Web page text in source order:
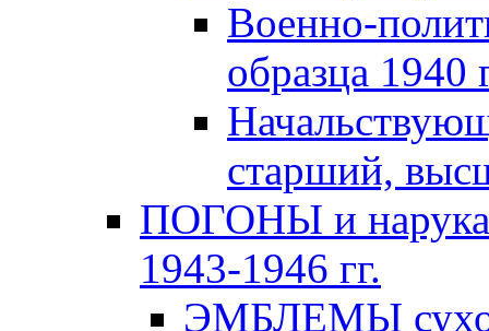
Военно-
образца 1940
старший,
ПОГОНЫ и
1943-1946 гг.
ЭМБЛЕМЫ